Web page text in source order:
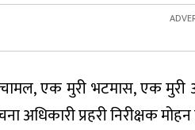
एक मुरी भटमास, एक
अधिकारी प्रहरी